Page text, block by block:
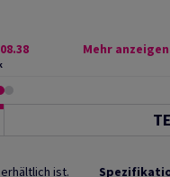
Mehr anzeigen
ist.